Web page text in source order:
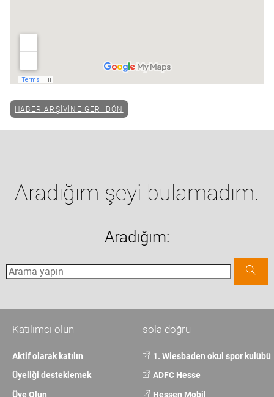
HABER ARŞIVINE GERI DÖN
Aradığım şeyi bulamadım.
Aradığım:
sola doğru
1. Wiesbaden okul spor kulübü
ADFC Hesse
Hessen Mobil
Katılımcı olun
Aktif olarak katılın
Üyeliği desteklemek
Üye Olun